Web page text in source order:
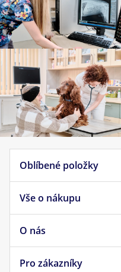
Oblíbené položky
Krmivo pro psy
Krmivo pro kočky
Veterinární diety
Vše o nákupu
Doprava a platba
Obchodní podmínky
O nás
Náš příběh
Pro zákazníky